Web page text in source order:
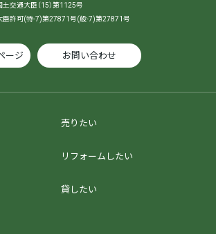
交通大臣（15）第1125号
臣許可(特-7)第27871号(般-7)第27871号
ージ お問い合わせ
売りたい
リフォームしたい
貸したい